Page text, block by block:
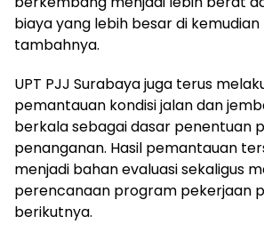
biaya yang lebih besar di kemudian
tambahnya.
UPT PJJ Surabaya juga terus
pemantauan kondisi jalan dan
berkala sebagai dasar penentuan
penanganan. Hasil pemantauan
menjadi bahan evaluasi sekaligus
perencanaan program pekerjaan
berikutnya.